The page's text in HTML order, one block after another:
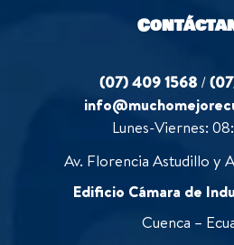
(07) 409 1568 /
Lunes-Viernes:
Av. Florencia Astudillo y
Edificio Cámara de
Cuenca –